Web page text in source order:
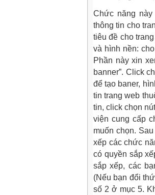
Chức năng
thông tin cho
tiêu đề cho
và hình nền:
Phần này xin
banner”. Click
để tạo baner,
tin trang web
tin, click chọn nút
viện cung cấp
muốn chọn.
xếp các chức
có quyền sắp
sắp xếp, các
(Nếu bạn đổi
số 2 ở mục 5.